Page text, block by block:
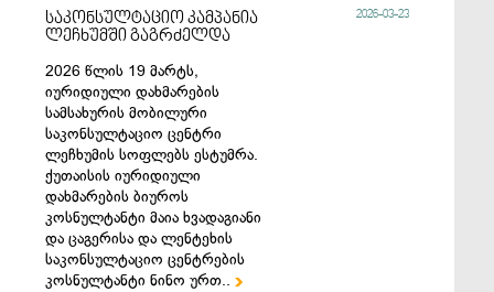
საკონსულტაციო კამპანია
ლეჩხუმში გაგრძელდა
2026 წლის 19 მარტს,
იურიდიული დახმარების
სამსახურის მობილური
საკონსულტაციო ცენტრი
ლეჩხუმის სოფლებს ესტუმრა.
ქუთაისის იურიდიული
დახმარების ბიუროს
კოსნულტანტი მაია ხვადაგიანი
და ცაგერისა და ლენტეხის
საკონსულტაციო ცენტრების
კოსნულტანტი ნინო ურთ..
2026-03-23